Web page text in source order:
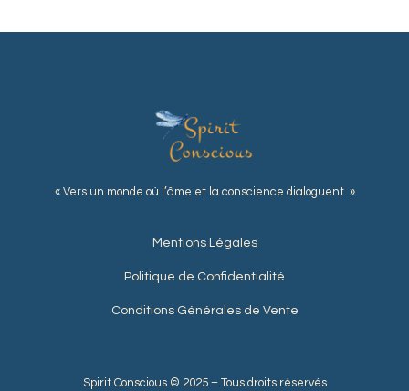
Mentions Légales
Politique de Confidentialité
Conditions Générales de Vente
Spirit Conscious © 2025 – Tous droits réservés
« Vers un monde où l’âme et la conscience dialoguent. »